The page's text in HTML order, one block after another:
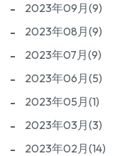
2023年09月(9)
2023年08月(9)
2023年07月(9)
2023年06月(5)
2023年05月(1)
2023年03月(3)
2023年02月(14)